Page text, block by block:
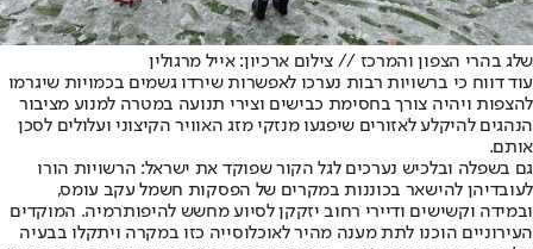
שלג בהרי הצפון והמרכז // צילום ארכיון: אייל מרגולין
עוד דווח כי ברשויות רבות נערכו לאפשרות שירדו גשמים בכמויות שיגרמו
להצפות ויהיה צורך בחסימת כבישים וצירי תנועה במטרה למנוע מציבור
הנהגים להיקלע לאזורים שיפגעו מנזקי מזג האוויר הקיצוני ועלולים לסכן
אותם.
גם בשפלה ובלכיש נערכים לגל הקור שפוקד את ישראל: הרשויות הורו
לעובדיהן להישאר בכוננות במקרים של הפסקות חשמל עקב עומס,
ובמידה וקשישים ודיירי רחוב יזקקן לסיוע מחשש להיפותרמיה. המוקדים
העירוניים הוכנו לתת מענה מהיר לאוכלוסייה כזו במקרה ויתקלו בבעיה